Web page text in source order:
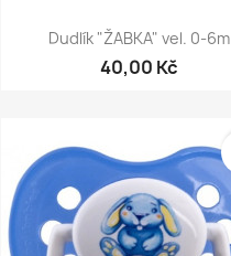
Dudlík "ŽABKA" vel. 0-6m
40,00 Kč